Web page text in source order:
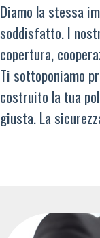
Diamo la stessa
soddisfatto. I
copertura,
Ti sottoponiamo
costruito la tua
giusta. La